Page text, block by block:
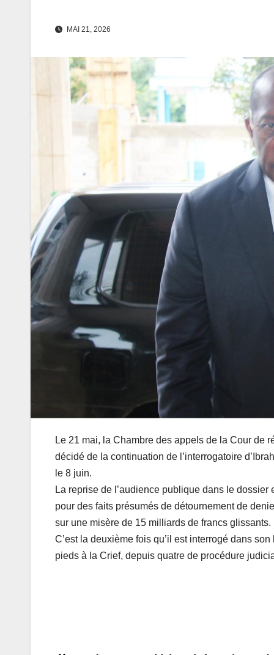
MAI 21, 2026
Le 21 mai, la Chambre des appels de la Cour de
décidé de la continuation de l’interrogatoire
le 8 juin.
La reprise de l’audience publique dans le
pour des faits présumés de détournement de
sur une misère de 15 milliards de francs glissants.
C’est la deuxième fois qu’il est interrogé dans
pieds à la Crief, depuis quatre de procédure